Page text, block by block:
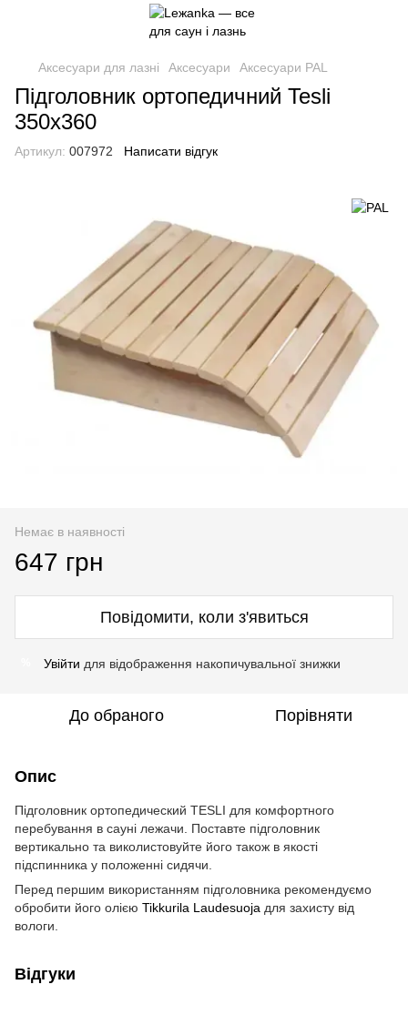
Аксесуари для лазні Аксесуари Аксесуари PAL
Підголовник ортопедичний Tesli
350х360
Артикул: 007972 Написати відгук
Немає в наявності
647 грн
Повідомити, коли з'явиться
Увійти для відображення накопичувальної знижки
До обраного Порівняти
Опис
Підголовник ортопедический TESLI для комфортного
перебування в сауні лежачи. Поставте підголовник
вертикально та виколистовуйте його також в якості
підспинника у положенні сидячи.
Перед першим використанням підголовника рекомендуємо
обробити його олією Tikkurila Laudesuoja для захисту від
вологи.
Відгуки